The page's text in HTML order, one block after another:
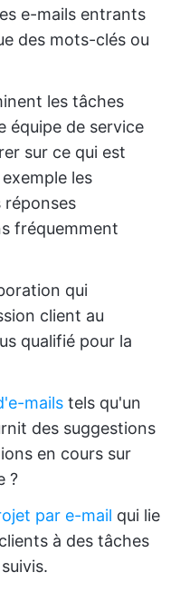
e-mails entrants
des mots-clés ou
les tâches
équipe de service
sur ce qui est
les
fréquemment
qui
client au
qualifié pour la
mails tels qu'un
des suggestions
en cours sur
?
par e-mail qui lie
à des tâches